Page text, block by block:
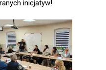
inicjatyw!